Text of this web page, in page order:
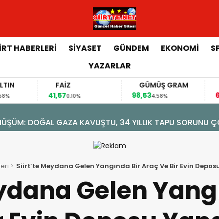
HABERLERİ SİYASET GÜNDEM EKONOMİ
YAZARLAR
FAİZ
41,57
GÜMÜŞ GRAM
BITCOIN
12 Bini Aşkın Öğrenci Eğitim Alıyor
Siirt’te Meydana Gelen Yangında Bir Araç Ve Bir Evin
Gelen